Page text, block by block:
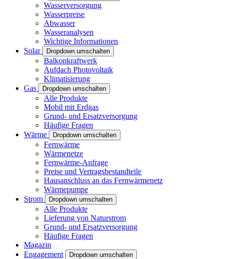
Wasserversorgung
Wasserpreise
Abwasser
Wasseranalysen
Wichtige Informationen
Solar
Dropdown umschalten
Balkonkraftwerk
Aufdach Photovoltaik
Klimatisierung
Gas
Dropdown umschalten
Alle Produkte
Mobil mit Erdgas
Grund- und Ersatzversorgung
Häufige Fragen
Wärme
Dropdown umschalten
Fernwärme
Wärmenetze
Fernwärme-Anfrage
Preise und Vertragsbestandteile
Hausanschluss an das Fernwärmenetz
Wärmepumpe
Strom
Dropdown umschalten
Alle Produkte
Lieferung von Naturstrom
Grund- und Ersatzversorgung
Häufige Fragen
Magazin
Engagement
Dropdown umschalten